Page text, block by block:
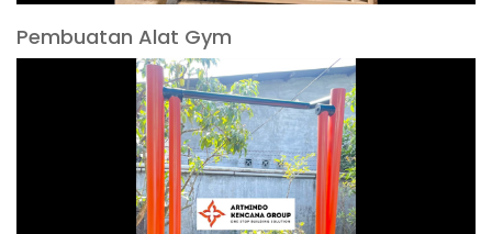
Pembuatan Alat Gym